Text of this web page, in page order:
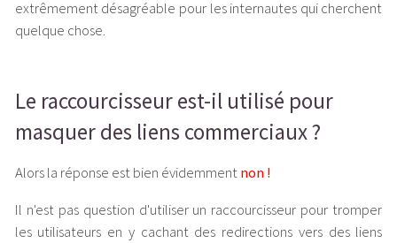
extrêmement désagréable pour les internautes qui cherchent
quelque chose.
Le raccourcisseur est-il utilisé pour
masquer des liens commerciaux ?
Alors la réponse est bien évidemmentnon !
Il n'est pas question d'utiliser un raccourcisseur pour tromper
les utilisateurs en y cachant des redirections vers des liens